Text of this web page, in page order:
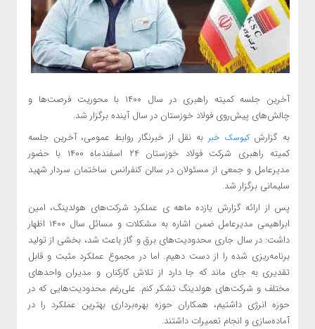
آخرین جلسه کمیته راهبری در سال ۱۴۰۰ با محوریت فرصت‌ها و
چالش‌های پیش‌روی فولاد خوزستان در سال آینده برگزار شد.
به گزارشکیوسک خبر به نقل از خبرنگار روابط‌ عمومی، آخرین جلسه
کمیته راهبری شرکت فولاد خوزستان ۲۴ اسفندماه ۱۴۰۰ با حضور
مدیرعامل و جمعی از مسئولان در سالن کنفرانس ساختمان سردار شهید
سلیمانی برگزار شد.
پس از ارائه گزارش یازده ماهه ی عملکرد شرکت‌های هولدینگ، امین
ابراهیمی مدیرعامل ضمن‌ اشاره به مشکلات و مسائل سال ۱۴۰۰ اظهار
داشت: در سال جاری محدودیت‌های برق و گاز باعث شد، بخشی از تولید
برنامه‌ریزی شده را از دست دهیم. اما در مجموع عملکرد مثبت و قابل
تقدیری به جای ماند که جا دارد از تلاش کارکنان و مدیران واحدهای
مختلف و شرکت‌های هولدینگ تشکر کنم. علی‌رغم محدودیت‌هایی که در
حوزه انرژی داشتیم، همکاران حوزه بهره‌برداری بهترین عملکرد را در
آماده‌سازی و انجام تعمیرات داشتند.